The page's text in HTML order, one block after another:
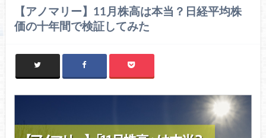
【アノマリー】11月株高は本当？日経平均株
価の十年間で検証してみた